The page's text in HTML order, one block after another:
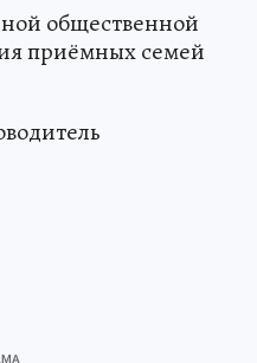
общественной
приёмных семей